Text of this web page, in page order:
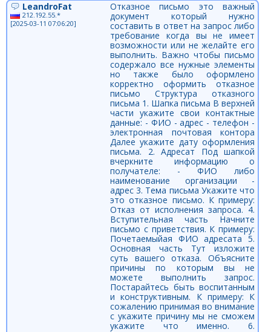
LeandroFat
212.192.55.*
[2025-03-11 07:06:20]
Отказное письмо это важный
документ который нужно
составить в ответ на запрос либо
требование когда вы не имеет
возможности или не желайте его
выполнить. Важно чтобы письмо
содержало все нужные элементы
но также было оформлено
корректно оформить отказное
письмо Структура отказного
письма 1. Шапка письма В верхней
части укажите свои контактные
данные: - ФИО - адрес - телефон -
электронная почтовая контора
Далее укажите дату оформления
письма. 2. Адресат Под шапкой
вчеркните информацию о
получателе: - ФИО либо
наименование организации -
адрес 3. Тема письма Укажите что
это отказное письмо. К примеру:
Отказ от исполнения запроса. 4.
Вступительная часть Начните
письмо с приветствия. К примеру:
Почетаемыйая ФИО адресата 5.
Основная часть Тут изложите
суть вашего отказа. Объясните
причины по которым вы не
можете выполнить запрос.
Постарайтесь быть воспитанным
и конструктивным. К примеру: К
сожалению принимая во внимание
с укажите причину мы не сможем
укажите что именно. 6.